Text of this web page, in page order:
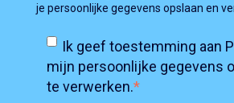
je persoonlijke gegevens opslaan en
Ik geef toestemming aan
mijn persoonlijke gegevens
te verwerken.*